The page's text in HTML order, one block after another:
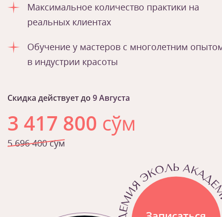
Максимальное количество практики на
реальных клиентах
Обучение у мастеров с многолетним
в индустрии красоты
Скидка действует до 9 Августа
3 417 800 сўм
5 696 400 сўм